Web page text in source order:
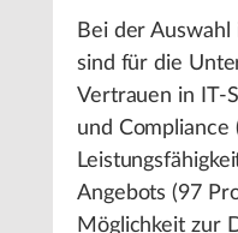
Bei der
sind für die
Vertrauen in IT-
und Compliance
Angebots (97
Möglichkeit zur